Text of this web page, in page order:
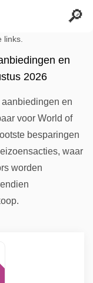
links.
en
2026
aanbiedingen en
voor World of
besparingen
waar
worden